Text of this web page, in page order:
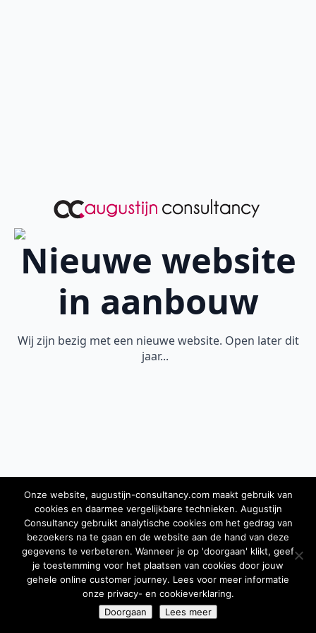
Nieuwe website
in aanbouw
Wij zijn bezig met een nieuwe website. Open later dit
jaar...
Onze website, augustijn-consultancy.com maakt gebruik van
cookies en daarmee vergelijkbare technieken. Augustijn
Consultancy gebruikt analytische cookies om het gedrag van
bezoekers na te gaan en de website aan de hand van deze
gegevens te verbeteren. Wanneer je op 'doorgaan' klikt, geef
je toestemming voor het plaatsen van cookies door jouw
gehele online customer journey. Lees voor meer informatie
onze privacy- en cookieverklaring.
Doorgaan
Lees meer